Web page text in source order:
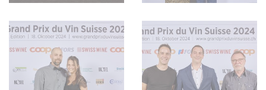
IMPRESSUM
AGB & DATENSCHUTZ